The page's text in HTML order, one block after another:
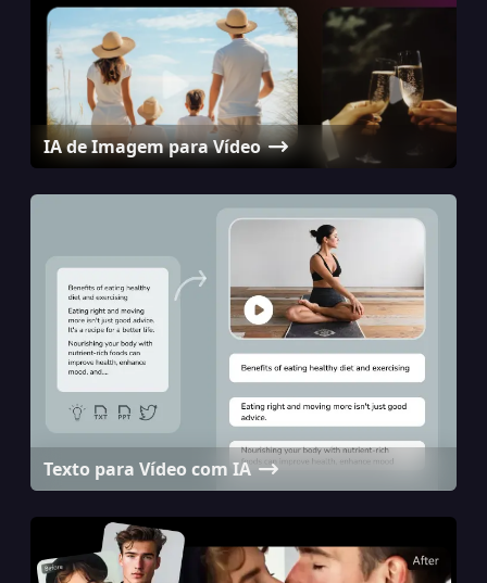
IA de Imagem para Vídeo
Texto para Vídeo com IA